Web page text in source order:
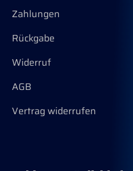
Zahlungen
Rückgabe
Widerruf
AGB
Vertrag widerrufen